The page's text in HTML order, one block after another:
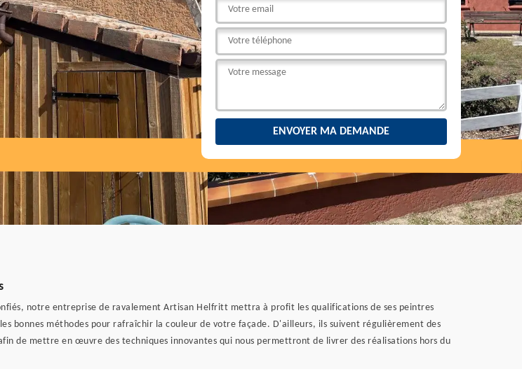
notre entreprise de ravalement Artisan Helfritt mettra à profit les qualifications de ses peintres
bonnes méthodes pour rafraîchir la couleur de votre façade. D'ailleurs, ils suivent régulièrement des
de mettre en œuvre des techniques innovantes qui nous permettront de livrer des réalisations hors du